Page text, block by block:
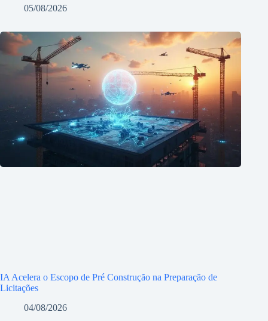
05/08/2026
IA Acelera o Escopo de Pré Construção na Preparação de
Licitações
04/08/2026